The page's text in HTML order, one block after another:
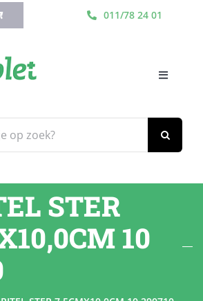
011/78 24 01
Toggle
STER
10